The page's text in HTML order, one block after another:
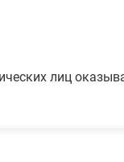
лиц